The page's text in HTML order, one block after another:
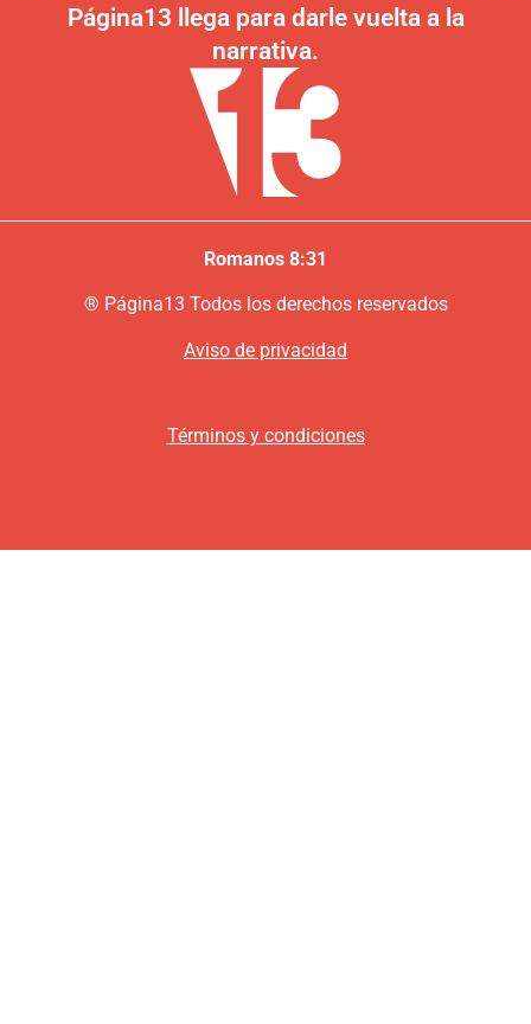
Página13 llega para darle vuelta a la
narrativa.
Romanos 8:31
® Página13 Todos los derechos reservados
Aviso de privacidad
Términos y condiciones